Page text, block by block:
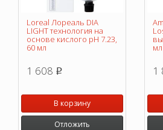
Loreal Лореаль DIA
LIGHT технология на
основе кислого pH 7.23,
60 мл
1 608 p
В корзину
Отложить
мл
1